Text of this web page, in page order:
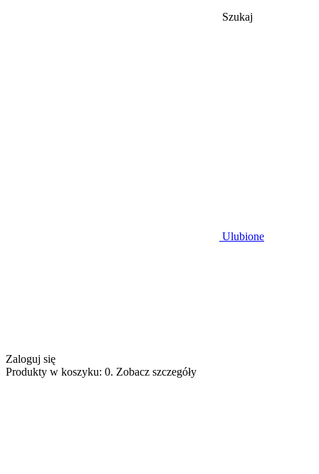
Szukaj
Ulubione
Zaloguj się
Produkty w koszyku: 0. Zobacz szczegóły